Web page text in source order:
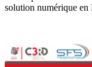
solution numérique en